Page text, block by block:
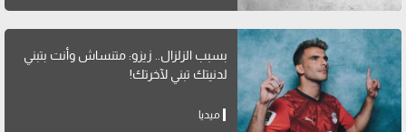
بسبب الزلزال.. زيزو: متنساش وأنت بتبني
لدنيتك تبني لآخرتك!
ميديا